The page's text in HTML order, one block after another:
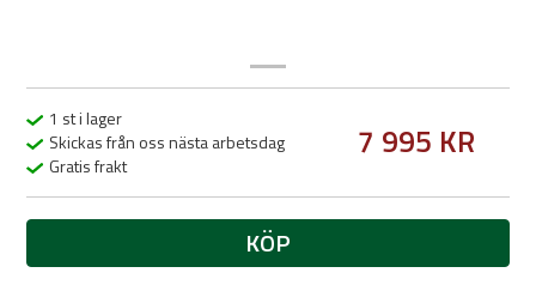
1 st i lager
Skickas från oss nästa arbetsdag
Gratis frakt
7 995 KR
KÖP